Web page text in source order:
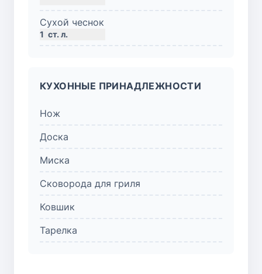
Сухой чеснок
1 ст. л.
КУХОННЫЕ ПРИНАДЛЕЖНОСТИ
Нож
Доска
Миска
Сковорода для гриля
Ковшик
Тарелка